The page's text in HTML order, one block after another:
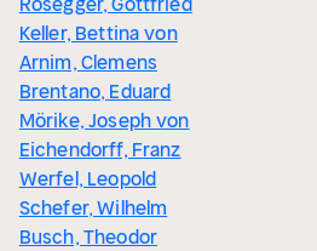
Keller, Bettina von
Arnim, Clemens
Brentano, Eduard
Mörike, Joseph von
Eichendorff, Franz
Werfel, Leopold
Schefer, Wilhelm
Busch, Theodor